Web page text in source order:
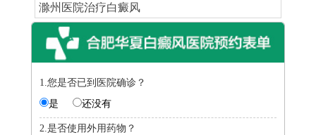
滁州医院治疗白癜风
1.您是否已到医院确诊？
是
还没有
2.是否使用外用药物？